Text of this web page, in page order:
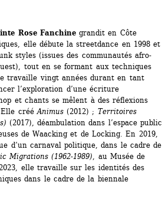
Rose Fanchinegrandit en Côte
elle débute la streetdance en 1998 et
styles (issues des communautés afro-
tout en se formant aux techniques
travaille vingt années durant en tant
l’exploration d’une écriture
et chants se mêlent à des réflexions
créé Animus(2012) ; Territoires
(2017), déambulation dans l’espace public
de Waacking et de Locking. En 2019,
d’un carnaval politique, dans le cadre de
Migrations (1962-1989) , au Musée de
elle travaille sur les identités des
dans le cadre de la biennale